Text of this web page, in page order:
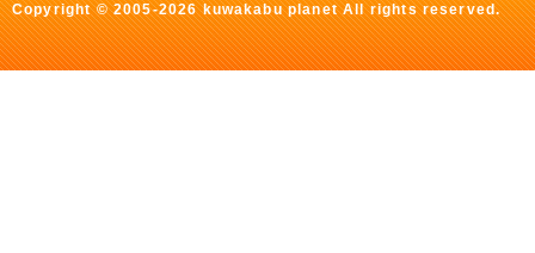
Copyright © 2005-2026 kuwakabu planet All rights reserved.